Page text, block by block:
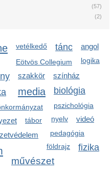
(57)
(2)
vetélkedő tánc
Eötvös Collegium
szakkör
angol
színház
media biológia
pszichológia
logika
nyelv videó
tábor
pedagógia
földrajz fizika
művészet